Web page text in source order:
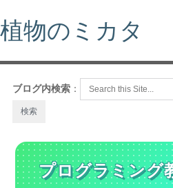
植物のミカタ
ブログ内検索 ：
プログラミング